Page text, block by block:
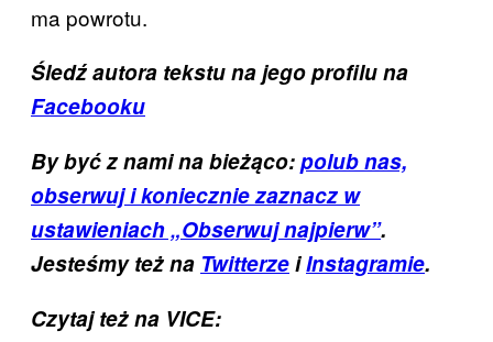
ma powrotu.
Śledź autora tekstu na jego profilu na
Facebooku
By być z nami na bieżąco:polub nas,
obserwuj i koniecznie zaznacz w
ustawieniach „Obserwuj najpierw”.
Jesteśmy też na TwitterzeiInstagramie.
Czytaj też na VICE: